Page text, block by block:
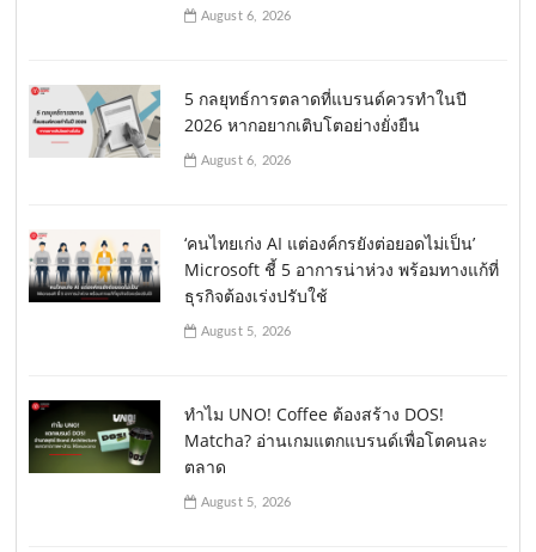
August 6, 2026
5 กลยุทธ์การตลาดที่แบรนด์ควรทำในปี
2026 หากอยากเติบโตอย่างยั่งยืน
August 6, 2026
‘คนไทยเก่ง AI แต่องค์กรยังต่อยอดไม่เป็น’
Microsoft ชี้ 5 อาการน่าห่วง พร้อมทางแก้ที่
ธุรกิจต้องเร่งปรับใช้
August 5, 2026
ทำไม UNO! Coffee ต้องสร้าง DOS!
Matcha? อ่านเกมแตกแบรนด์เพื่อโตคนละ
ตลาด
August 5, 2026